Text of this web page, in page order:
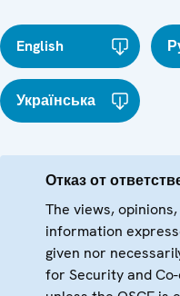
English
Українська
Отказ от
The views,
information
given nor
for Security and